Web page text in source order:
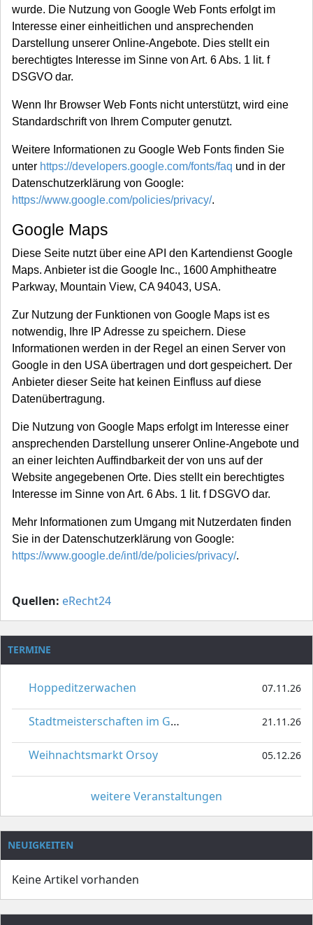
wurde. Die Nutzung von Google Web Fonts erfolgt im
Interesse einer einheitlichen und ansprechenden
Darstellung unserer Online-Angebote. Dies stellt ein
berechtigtes Interesse im Sinne von Art. 6 Abs. 1 lit. f
DSGVO dar.
Wenn Ihr Browser Web Fonts nicht unterstützt, wird eine
Standardschrift von Ihrem Computer genutzt.
Weitere Informationen zu Google Web Fonts finden Sie
unter https://developers.google.com/fonts/faq und in der
Datenschutzerklärung von Google:
https://www.google.com/policies/privacy/.
Google Maps
Diese Seite nutzt über eine API den Kartendienst Google
Maps. Anbieter ist die Google Inc., 1600 Amphitheatre
Parkway, Mountain View, CA 94043, USA.
Zur Nutzung der Funktionen von Google Maps ist es
notwendig, Ihre IP Adresse zu speichern. Diese
Informationen werden in der Regel an einen Server von
Google in den USA übertragen und dort gespeichert. Der
Anbieter dieser Seite hat keinen Einfluss auf diese
Datenübertragung.
Die Nutzung von Google Maps erfolgt im Interesse einer
ansprechenden Darstellung unserer Online-Angebote und
an einer leichten Auffindbarkeit der von uns auf der
Website angegebenen Orte. Dies stellt ein berechtigtes
Interesse im Sinne von Art. 6 Abs. 1 lit. f DSGVO dar.
Mehr Informationen zum Umgang mit Nutzerdaten finden
Sie in der Datenschutzerklärung von Google:
https://www.google.de/intl/de/policies/privacy/.
Quellen: eRecht24
TERMINE
Hoppeditzerwachen 07.11.26
Stadtmeisterschaften im Gardetanz 21.11.26
Weihnachtsmarkt Orsoy 05.12.26
weitere Veranstaltungen
NEUIGKEITEN
Keine Artikel vorhanden